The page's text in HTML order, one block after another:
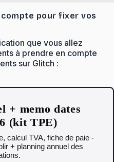
pour fixer vos
que vous allez
à prendre en compte
sur Glitch :
+ memo dates
(kit TPE)
calcul TVA, fiche de paie -
+ planning annuel des